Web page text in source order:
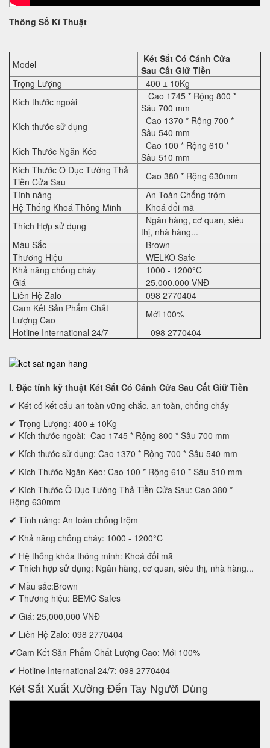
Thông Số Kĩ Thuật
Model
Két Sắt Có Cánh Cửa
Sau Cất Giữ Tiền
Trọng Lượng
400 ± 10Kg
Kích thước ngoài
Cao 1745 * Rộng 800 *
Sâu 700 mm
Kích thước sử dụng
Cao 1370 * Rộng 700 *
Sâu 540 mm
Kích Thước Ngăn Kéo
Cao 100 * Rộng 610 *
Sâu 510 mm
Kích Thước Ô Đục Tường Thả
Tiền Cửa Sau
Cao 380 * Rộng 630mm
Tính năng
An Toàn Chống trộm
Hệ Thống Khoá Thông Minh
Khoá đổi mã
Thích Hợp sử dụng
Ngân hàng, cơ quan, siêu
thị, nhà hàng...
Màu Sắc
Brown
Thương Hiệu
WELKO Safe
Khả năng chống cháy
1000 - 1200°C
Giá
25,000,000 VNĐ
Liên Hệ Zalo
098 2770404
Cam Kết Sản Phẩm Chất
Lượng Cao
Mới 100%
Hotline International 24/7
098 2770404
I. Đặc tính kỹ thuật Két Sắt Có Cánh Cửa Sau Cất Giữ Tiền
✔ Két có kết cấu an toàn vững chắc, an toàn, chống cháy
✔ Trọng Lượng: 400 ± 10Kg
✔ Kích thước ngoài: Cao 1745 * Rộng 800 * Sâu 700 mm
✔ Kích thước sử dụng: Cao 1370 * Rộng 700 * Sâu 540 mm
✔ Kích Thước Ngăn Kéo: Cao 100 * Rộng 610 * Sâu 510 mm
✔ Kích Thước Ô Đục Tường Thả Tiền Cửa Sau: Cao 380 *
Rộng 630mm
✔ Tính năng: An toàn chống trộm
✔ Khả năng chống cháy: 1000 - 1200°C
✔ Hệ thống khóa thông minh: Khoá đổi mã
✔ Thích hợp sử dụng: Ngân hàng, cơ quan, siêu thị, nhà hàng...
✔ Mầu sắc:Brown
✔ Thương hiệu: BEMC Safes
✔ Giá: 25,000,000 VNĐ
✔ Liên Hệ Zalo: 098 2770404
✔Cam Kết Sản Phẩm Chất Lượng Cao: Mới 100%
✔ Hotline International 24/7: 098 2770404
Két Sắt Xuất Xưởng Đến Tay Người Dùng